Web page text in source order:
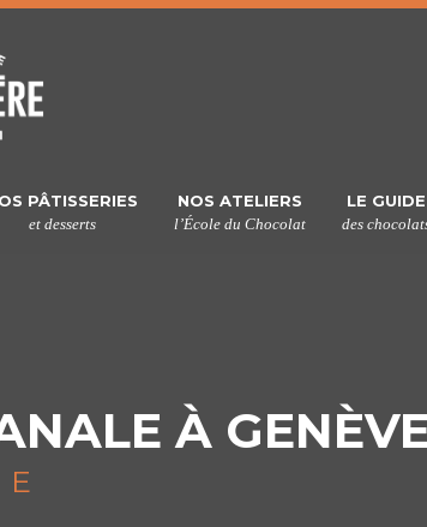
PÂTISSERIES
et desserts
NOS ATELIERS
l’École du Chocolat
LE GUIDE
des
À